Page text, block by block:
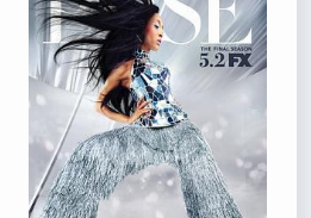
杰瑞米·麦克莱恩 迪伦·伯恩赛德